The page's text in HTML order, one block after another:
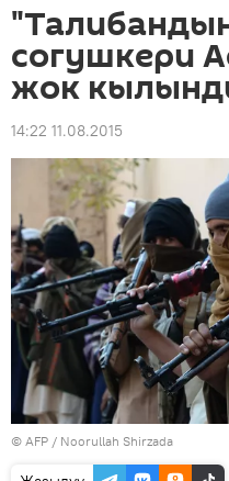
согушкери
жок
14:22 11.08.2015
© AFP / Noorullah Shirzada